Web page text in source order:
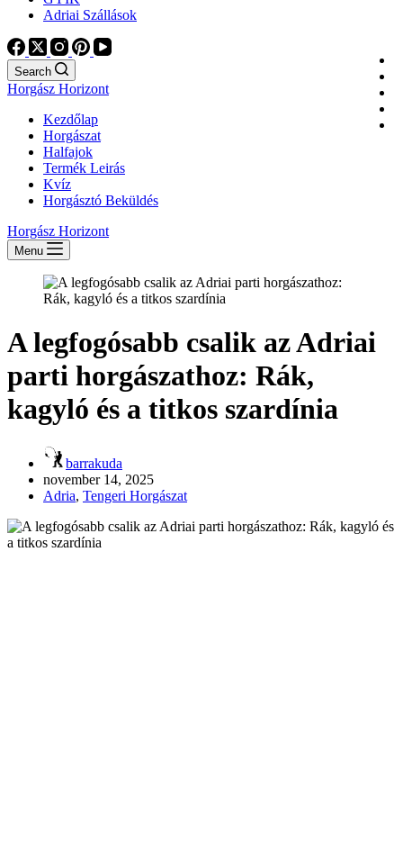
Adriai Szállások
Search
Horgász Horizont
Kezdőlap
Horgászat
Halfajok
Termék Leirás
Kvíz
Horgásztó Beküldés
Horgász Horizont
Menu
A legfogósabb csalik az Adriai
parti horgászathoz: Rák,
kagyló és a titkos szardínia
barrakuda
november 14, 2025
Adria, Tengeri Horgászat